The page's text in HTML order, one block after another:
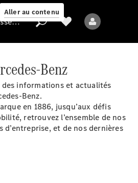
Aller au contenu
Fournisseur / Protection des données
Benz
des informations et actualités
Benz.
en 1886, jusqu’aux défis
retrouvez l’ensemble de nos
d’entreprise, et de nos dernières